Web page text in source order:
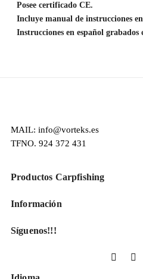
Posee certificado CE.
Incluye manual de instrucciones
Instrucciones en español grabados
MAIL: info@vorteks.es
TFNO. 924 372 431
Productos Carpfishing
Información
Síguenos!!!